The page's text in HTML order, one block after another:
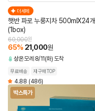
더세페
햇반 파로 누룽지차 500mlX24개
(1box)
60,000원
65% 21,000원
상온모레 8/11(화) 도착
무료배송 재구매TOP
4.88 (486)
박스특가